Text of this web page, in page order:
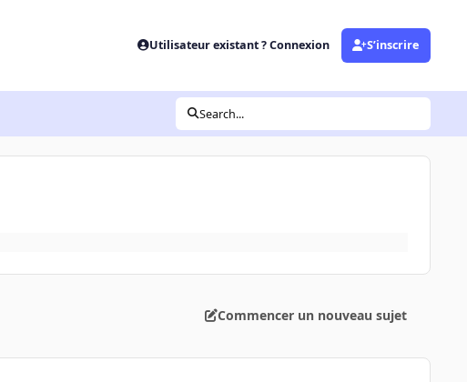
Utilisateur existant ? Connexion S’inscrire
Search...
Commencer un nouveau sujet